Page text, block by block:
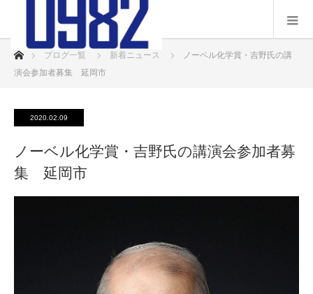
ホームブログ一覧 新着ニュース
ノーベル化学賞・吉野氏の講
演会参加者募集 延岡市
2020.02.09
ノーベル化学賞・吉野氏の講演会参加者募
集 延岡市